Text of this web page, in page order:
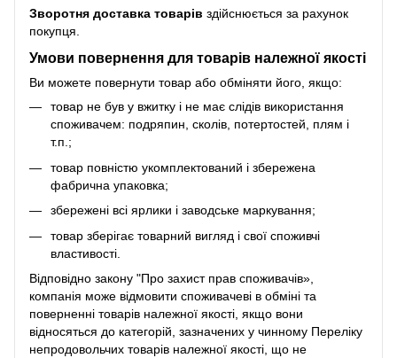
Зворотня доставка товарів здійснюється за рахунок
покупця.
Умови повернення для товарів належної якості
Ви можете повернути товар або обміняти його, якщо:
товар не був у вжитку і не має слідів використання
споживачем: подряпин, сколів, потертостей, плям і
т.п.;
товар повністю укомплектований і збережена
фабрична упаковка;
збережені всі ярлики і заводське маркування;
товар зберігає товарний вигляд і свої споживчі
властивості.
Відповідно закону "Про захист прав споживачів»
компанія може відмовити споживачеві в обміні та
поверненні товарів належної якості, якщо вони
відносяться до категорій, зазначених у чинному Переліку
непродовольчих товарів належної якості, що не